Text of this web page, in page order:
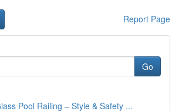
Report Page
Go
Pool Railing – Style & Safety ...